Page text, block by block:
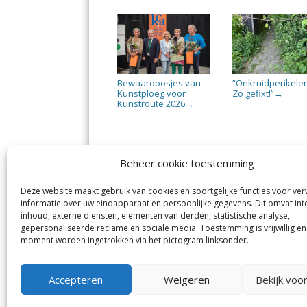
Beheer cookie toestemming
Deze website maakt gebruik van cookies en soortgelijke functies voor
informatie over uw eindapparaat en persoonlijke gegevens. Dit omvat
inhoud, externe diensten, elementen van derden, statistische analyse,
gepersonaliseerde reclame en sociale media. Toestemming is vrijwillig
moment worden ingetrokken via het pictogram linksonder.
Accepteren Weigeren Bekijk
Bewaardoosjes van
Kunstploeg voor
Kunstroute 2026→
Zo gefixt!”→
De Nieuwe Meerbode
Visserstraat 10
1431 GJ Aalsmeer
0297-341900
info@meerbode.nl
en
De